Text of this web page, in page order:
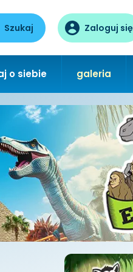
Szukaj Zaloguj się
o siebie galeria